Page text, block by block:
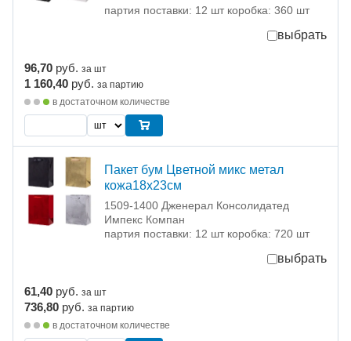
партия поставки: 12 шт коробка: 360 шт
выбрать
96,70 руб. за шт
1 160,40 руб. за партию
в достаточном количестве
Пакет бум Цветной микс метал
кожа18х23см
1509-1400 Дженерал Консолидатед
Импекс Компан
партия поставки: 12 шт коробка: 720 шт
выбрать
61,40 руб. за шт
736,80 руб. за партию
в достаточном количестве